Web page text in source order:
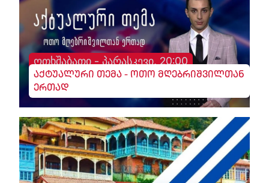
ოთხშაბათი - პარასკევი, 20:00
აქტუალური თემა - ოთო მღებრიშვილთან
ერთად